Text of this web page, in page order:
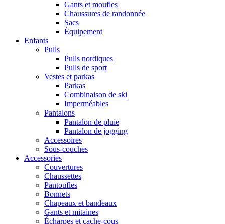
Gants et moufles
Chaussures de randonnée
Sacs
Équipement
Enfants
Pulls
Pulls nordiques
Pulls de sport
Vestes et parkas
Parkas
Combinaison de ski
Imperméables
Pantalons
Pantalon de pluie
Pantalon de jogging
Accessoires
Sous-couches
Accessories
Couvertures
Chaussettes
Pantoufles
Bonnets
Chapeaux et bandeaux
Gants et mitaines
Écharpes et cache-cous